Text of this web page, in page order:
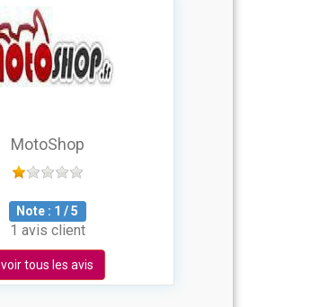
MotoShop
Note : 1 /5
1 avis client
voir tous les avis